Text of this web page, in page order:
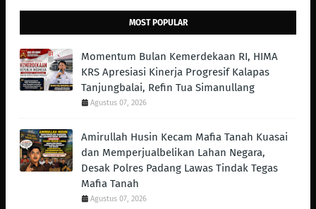
MOST POPULAR
Momentum Bulan Kemerdekaan RI, HIMA
KRS Apresiasi Kinerja Progresif Kalapas
Tanjungbalai, Refin Tua Simanullang
Agustus 07, 2026
Amirullah Husin Kecam Mafia Tanah Kuasai
dan Memperjualbelikan Lahan Negara,
Desak Polres Padang Lawas Tindak Tegas
Mafia Tanah
Agustus 07, 2026